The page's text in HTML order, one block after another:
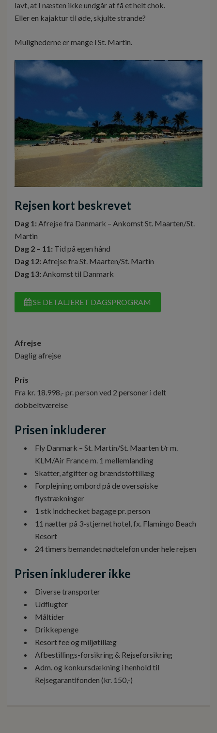
lavt, at I næsten ikke undgår at få et helt chok.
Eller en kajaktur til øde, skjulte strande?
Mulighederne er mange i St. Martin.
Rejsen kort beskrevet
Dag 1: Afrejse fra Danmark – Ankomst St. Maarten/St.
Martin
Dag 2 – 11: Tid på egen hånd
Dag 12: Afrejse fra St. Maarten/St. Martin
Dag 13: Ankomst til Danmark
SE DETALJERET DAGSPROGRAM
Afrejse
Daglig afrejse
Pris
Fra kr. 18.998,- pr. person ved 2 personer i delt
dobbeltværelse
Prisen inkluderer
Fly Danmark – St. Martin/St. Maarten t/r m.
KLM/Air France m. 1 mellemlanding
Skatter, afgifter og brændstoftillæg
Forplejning ombord på de oversøiske
flystrækninger
1 stk indchecket bagage pr. person
11 nætter på 3-stjernet hotel, fx. Flamingo Beach
Resort
24 timers bemandet nødtelefon under hele rejsen
Prisen inkluderer ikke
Diverse transporter
Udflugter
Måltider
Drikkepenge
Resort fee og miljøtillæg
Afbestillings-forsikring & Rejseforsikring
Adm. og konkursdækning i henhold til
Rejsegarantifonden (kr. 150,-)